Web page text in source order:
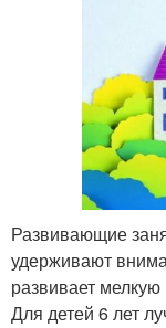
Развивающие
удерживают
развивает
Для детей 6 лет